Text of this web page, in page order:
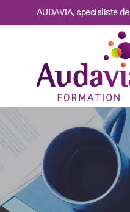
AUDAVIA, spécialiste